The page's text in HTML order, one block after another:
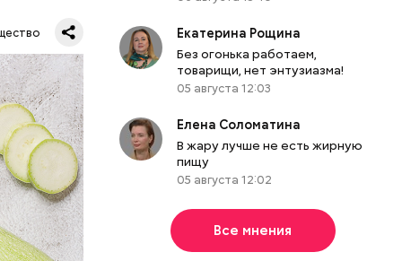
Екатерина Рощина
Без огонька работаем,
товарищи, нет энтузиазма!
05 августа 12:03
Елена Соломатина
В жару лучше не есть жирную
пищу
05 августа 12:02
Все мнения